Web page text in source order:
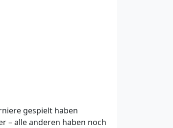
gespielt haben
– alle anderen haben noch